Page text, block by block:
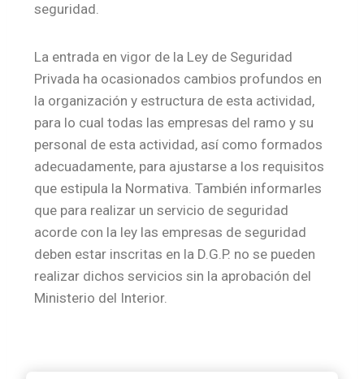
seguridad.
La entrada en vigor de la Ley de Seguridad
Privada ha ocasionados cambios profundos en
la organización y estructura de esta actividad,
para lo cual todas las empresas del ramo y su
personal de esta actividad, así como formados
adecuadamente, para ajustarse a los requisitos
que estipula la Normativa. También informarles
que para realizar un servicio de seguridad
acorde con la ley las empresas de seguridad
deben estar inscritas en la D.G.P. no se pueden
realizar dichos servicios sin la aprobación del
Ministerio del Interior.